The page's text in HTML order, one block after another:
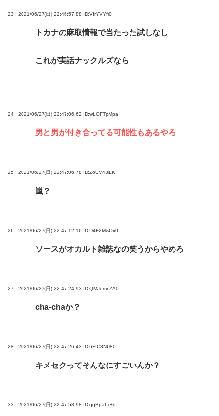
23 : 2021/06/27(日) 22:46:57.88 ID:VfrYVYfr0
トカナの麻取情報で当たった試しなし
これが実話ナックルズなら
24 : 2021/06/27(日) 22:47:06.62 ID:wLOFTpMpa
男と男が付き合ってる可能性もあるやろ
25 : 2021/06/27(日) 22:47:06.78 ID:ZoCV43iLK
嵐？
26 : 2021/06/27(日) 22:47:12.16 ID:D4F2MwOx0
ソースがオカルト雑誌なの笑うからやめろ
27 : 2021/06/27(日) 22:47:24.93 ID:QMJemnZA0
cha-chaか？
28 : 2021/06/27(日) 22:47:26.43 ID:6FfC8NU80
キメセクってそんなにすごいんか？
33 : 2021/06/27(日) 22:47:58.98 ID:qgBpaLc+d